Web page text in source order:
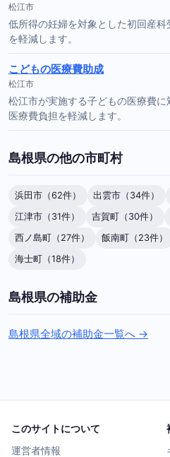
松江市
低所得の妊婦を対象とした初回産
を軽減します。
こどもの医療費助成
松江市
松江市が実施する子どもの医療費
医療費負担を軽減します。
島根県の他の市町村
浜田市（62件） 出雲市（34件）
江津市（31件）
吉賀町（30件）
西ノ島町（27件）
飯南町（23件）
海士町（18件）
島根県の補助金
島根県全域の補助金一覧へ →
このサイトについて
運営者情報